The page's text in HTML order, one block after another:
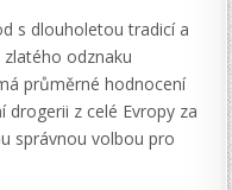
s dlouholetou tradicí a
odznaku
průměrné hodnocení
drogerii z celé Evropy za
správnou volbou pro